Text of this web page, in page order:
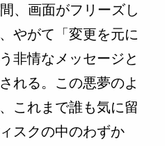
、画面がフリーズし
やがて「変更を元に
非情なメッセージと
れる。この悪夢のよ
これまで誰も気に留
スクの中のわずか